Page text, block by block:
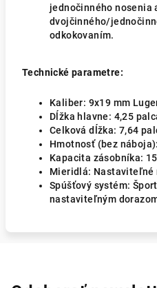
jednočinného nosenia
dvojčinného/
odkokovaním.
Technické parametre:
Kaliber: 9x19 mm
Dĺžka hlavne: 4,25
Celková dĺžka: 7,64
Hmotnosť (bez
Kapacita zásobníka:
Mieridlá: Nastaviteľné
Spúšťový systém:
nastaviteľným